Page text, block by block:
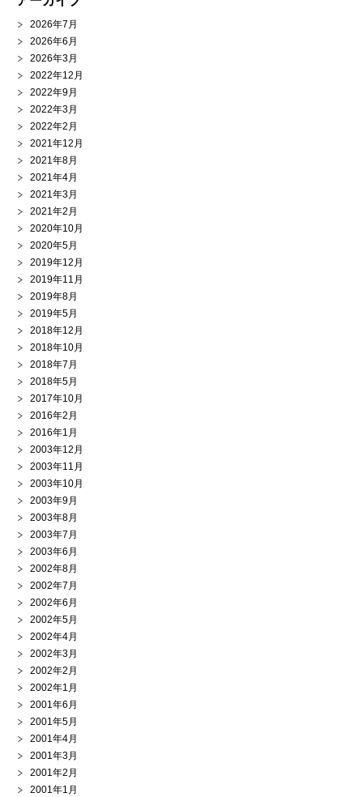
2026年7月
2026年6月
2026年3月
2022年12月
2022年9月
2022年3月
2022年2月
2021年12月
2021年8月
2021年4月
2021年3月
2021年2月
2020年10月
2020年5月
2019年12月
2019年11月
2019年8月
2019年5月
2018年12月
2018年10月
2018年7月
2018年5月
2017年10月
2016年2月
2016年1月
2003年12月
2003年11月
2003年10月
2003年9月
2003年8月
2003年7月
2003年6月
2002年8月
2002年7月
2002年6月
2002年5月
2002年4月
2002年3月
2002年2月
2002年1月
2001年6月
2001年5月
2001年4月
2001年3月
2001年2月
2001年1月